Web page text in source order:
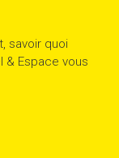
savoir quoi
& Espace vous